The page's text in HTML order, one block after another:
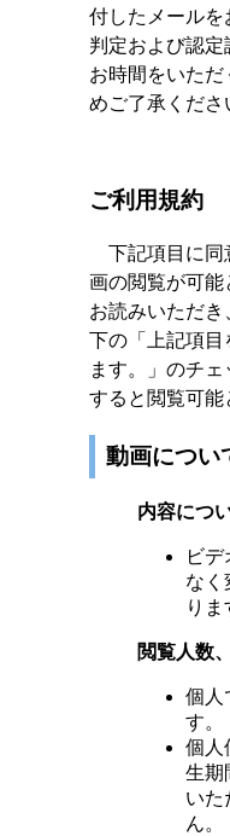
付したメール
判定および認
お時間をいた
めご了承くださ
ご利用規約
下記項目に同
画の閲覧が可能
お読みいただ
下の「上記項目
ます。」のチ
すると閲覧可能
動画につい
内容につ
ビ
なく
りま
閲覧人数
個人
す。
個人
生期
いた
ん。